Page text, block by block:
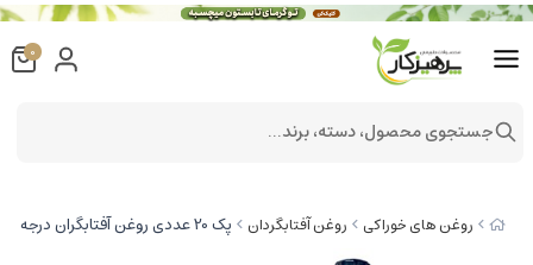
روغن های خوراکی روغن آفتابگردان پک 20 عددی روغن آفتابگران درجه یک - یک لیتری با تاییده آزمایشگاه
0
جستجوی محصول، دسته، برند...